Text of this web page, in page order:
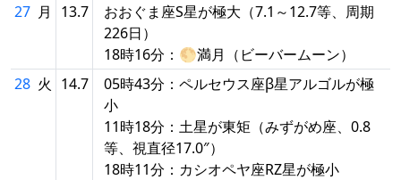
27 月 13.7
おおぐま座S星が極大（7.1～12.7等、周期
226日）
18時16分：🌕満月（ビーバームーン）
28 火 14.7
05時43分：ペルセウス座β星アルゴルが極
小
11時18分：土星が東矩（みずがめ座、0.8
等、視直径17.0″）
18時11分：カシオペヤ座RZ星が極小